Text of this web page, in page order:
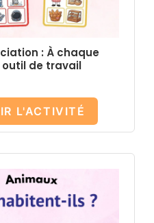
: À chaque
de travail
L'ACTIVITÉ